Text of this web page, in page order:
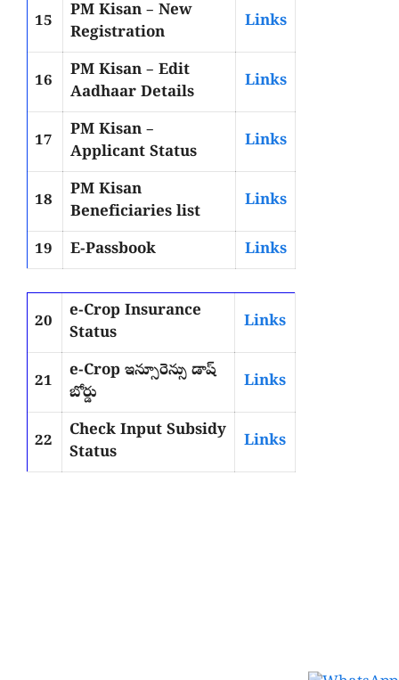
15
PM Kisan – New
Registration
Links
16
PM Kisan – Edit
Aadhaar Details
Links
17
PM Kisan –
Applicant Status
Links
18
PM Kisan
Beneficiaries list
Links
19 E-Passbook Links
20
e-Crop Insurance
Status
Links
21
e-Crop ఇన్సూరెన్సు డాష్
బోర్డు
Links
22
Check Input Subsidy
Status
Links